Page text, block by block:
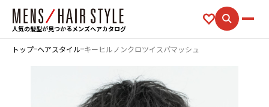
人気の髪型が見つかるメンズヘアカタログ
トップ ヘアスタイル キーヒルノンクロツイスパマッシュ